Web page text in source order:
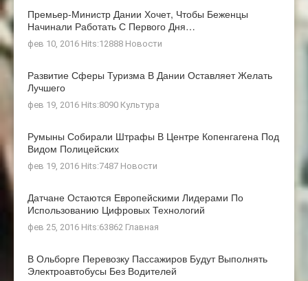
Премьер-Министр Дании Хочет, Чтобы Беженцы
Начинали Работать С Первого Дня…
фев 10, 2016 Hits:12888 Новости
Развитие Сферы Туризма В Дании Оставляет Желать
Лучшего
фев 19, 2016 Hits:8090 Культура
Румыны Собирали Штрафы В Центре Копенгагена Под
Видом Полицейских
фев 19, 2016 Hits:7487 Новости
Датчане Остаются Европейскими Лидерами По
Использованию Цифровых Технологий
фев 25, 2016 Hits:63862 Главная
В Ольборге Перевозку Пассажиров Будут Выполнять
Электроавтобусы Без Водителей